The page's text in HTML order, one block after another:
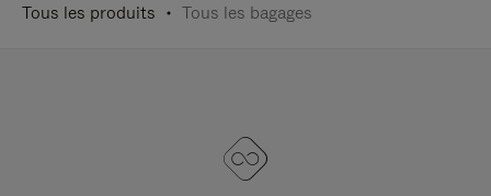
Tous les produits Tous les bagages